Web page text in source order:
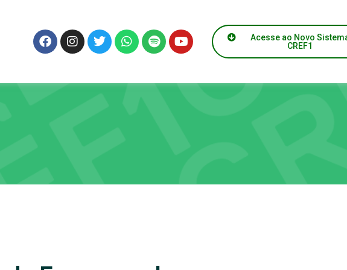
Acesse ao Novo
CREF1